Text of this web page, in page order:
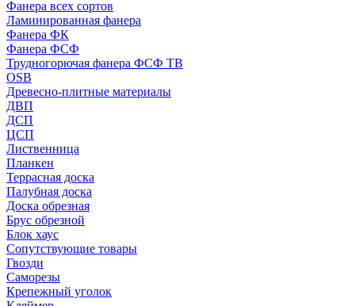
Фанера всех сортов
Ламинированная фанера
Фанера ФК
Фанера ФСФ
Трудногорючая фанера ФСФ ТВ
OSB
Древесно-плитные материалы
ДВП
ДСП
ЦСП
Лиственница
Планкен
Террасная доска
Палубная доска
Доска обрезная
Брус обрезной
Блок хаус
Сопутствующие товары
Гвозди
Саморезы
Крепежный уголок